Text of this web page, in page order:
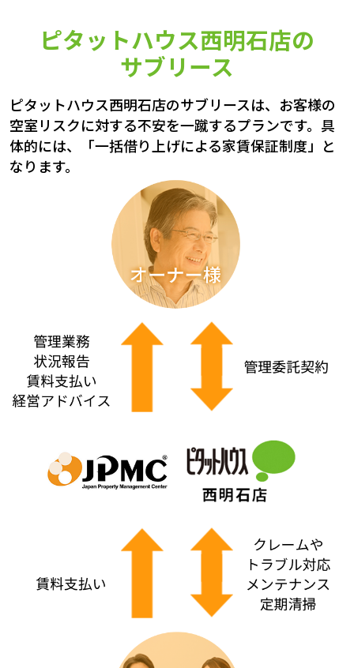
ピタットハウス西明石店の
サブリース
ピタットハウス西明石店のサブリースは、お客様の
空室リスクに対する不安を一蹴するプランです。具
体的には、「一括借り上げによる家賃保証制度」と
なります。